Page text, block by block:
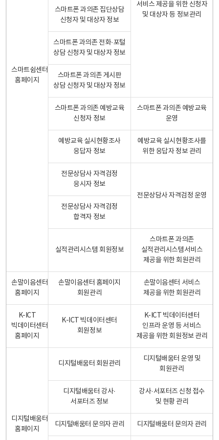
스마트쉼센터
홈페이지
서비스 제공을 위한 신청자
및 대상자 등 정보관리
스마트폰 과의존 집단상담
신청자 및 대상자 정보
스마트폰 과의존 전화·포털
상담 신청자 및 대상자 정보
스마트폰 과의존 게시판
상담 신청자 및 대상자 정보
스마트폰 과의존 예방교육
신청자 정보
스마트폰 과의존 예방교육
운영
예방교육 실시현황조사
응답자 정보
예방교육 실시현황조사를
위한 응답자 정보 관리
전문상담사 자격검정
응시자 정보
전문상담사 자격검정 운영
전문상담사 자격검정
합격자 정보
실적관리시스템 회원정보
스마트폰 과의존
실적관리시스템서비스
제공을 위한 회원관리
손말이음센터
홈페이지
손말이음센터 홈페이지
회원관리
손말이음센터 서비스
제공을 위한 회원관리
K-ICT
빅데이터센터
홈페이지
K-ICT 빅데이터센터
회원정보
K-ICT 빅데이터센터
인프라 운영 등 서비스
제공을 위한 회원정보 관리
디지털배움터
홈페이지
디지털배움터 회원관리
디지털배움터 운영 및
회원관리
디지털배움터 강사·
서포터즈 정보
강사·서포터즈 신청 접수
및 현황 관리
디지털배움터 문의자 관리 디지털배움터 문의자 관리